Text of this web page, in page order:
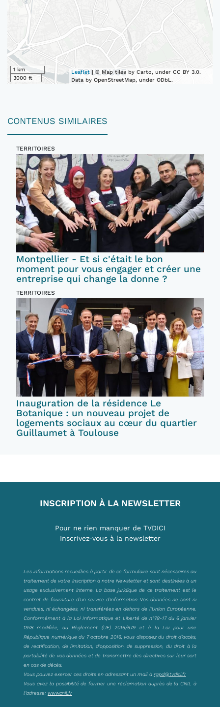
1 km
3000 ft
Leaflet | © Map tiles by Carto, under CC BY 3.0.
Data by OpenStreetMap, under ODbL.
CONTENUS SIMILAIRES
TERRITOIRES
Montpellier - Et si c'était le bon
moment pour vous engager et créer une
entreprise qui change la donne ?
TERRITOIRES
Inauguration de la résidence Le
Botanique : un nouveau projet de
logements sociaux au cœur du quartier
Guillaumet à Toulouse
INSCRIPTION À LA NEWSLETTER
Pour ne rien manquer de TVDICI
Inscrivez-vous à la newsletter
Les informations recueillies à partir de ce formulaire sont nécessaires au
traitement de votre inscription à notre Newsletter et sont destinées à un
usage exclusivement interne. La base juridique de ce traitement est le
contrat de fourniture d’un service d’information. Vos données ne sont ni
vendues, ni échangées, ni transférées en dehors de l’Union Européenne.
Conformément à la Loi Informatique et Liberté de n°78-17 du 6 janvier
1978 modifiée, au Règlement (UE) 2016/679 et à la Loi pour une
République numérique du 7 octobre 2016, vous disposez du droit d’accès,
de rectification, de limitation, d’opposition, de suppression, du droit à la
portabilité de vos données et de transmettre des directives sur leur sort
en cas de décès.
Vous pouvez exercer ces droits en adressant un mail à rgpd@tvdici.fr
Vous avez la possibilité de former une réclamation auprès de la CNIL à
l’adresse: www.cnil.fr